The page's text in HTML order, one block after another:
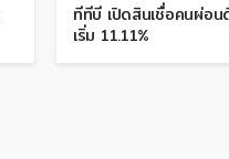
ทีทีบี เปิดสินเชื่อคนผ่อน
เริ่ม 11.11%